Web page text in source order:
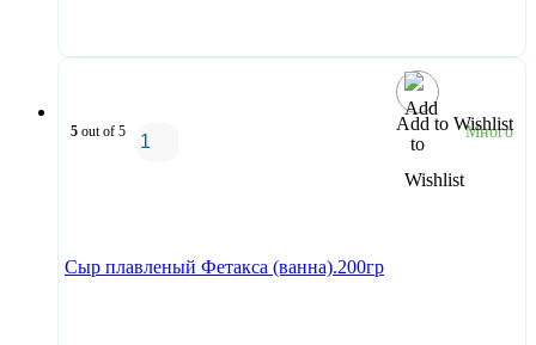
Add to Wishlist
5 out of 5 Много
Сыр плавленый Фетакса (ванна).200гр